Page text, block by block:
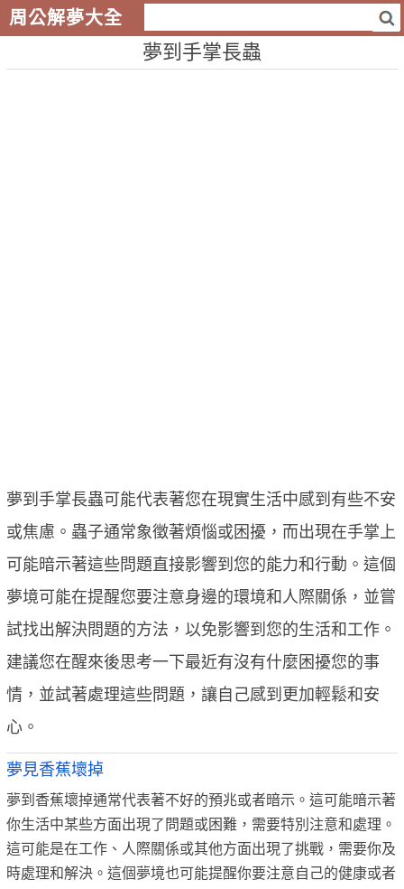
周公解夢大全
夢到手掌長蟲
夢到手掌長蟲可能代表著您在現實生活中感到有些不安
或焦慮。蟲子通常象徵著煩惱或困擾，而出現在手掌上
可能暗示著這些問題直接影響到您的能力和行動。這個
夢境可能在提醒您要注意身邊的環境和人際關係，並嘗
試找出解決問題的方法，以免影響到您的生活和工作。
建議您在醒來後思考一下最近有沒有什麼困擾您的事
情，並試著處理這些問題，讓自己感到更加輕鬆和安
心。
夢見香蕉壞掉
夢到香蕉壞掉通常代表著不好的預兆或者暗示。這可能暗示著
你生活中某些方面出現了問題或困難，需要特別注意和處理。
這可能是在工作、人際關係或其他方面出現了挑戰，需要你及
時處理和解決。這個夢境也可能提醒你要注意自己的健康或者